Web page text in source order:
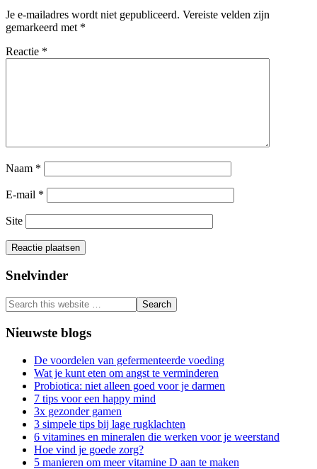
Je e-mailadres wordt niet gepubliceerd. Vereiste velden zijn
gemarkeerd met *
Reactie *
Naam *
E-mail *
Site
Primary
Sidebar
Snelvinder
Search
this
website
Nieuwste blogs
De voordelen van gefermenteerde voeding
Wat je kunt eten om angst te verminderen
Probiotica: niet alleen goed voor je darmen
7 tips voor een happy mind
3x gezonder gamen
3 simpele tips bij lage rugklachten
6 vitamines en mineralen die werken voor je weerstand
Hoe vind je goede zorg?
5 manieren om meer vitamine D aan te maken